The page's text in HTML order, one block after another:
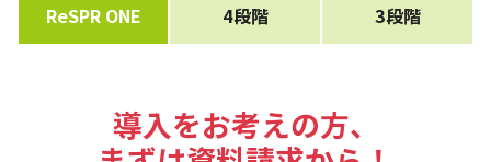
ReSPR ONE 4段階 3段階
導入をお考えの方、